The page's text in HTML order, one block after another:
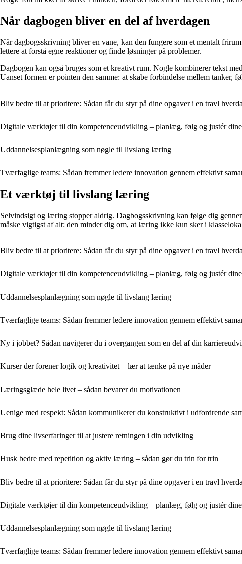
Når dagbogen bliver en del af hverdagen
Når dagbogsskrivning bliver en vane, kan den fungere som et mentalt
lettere at forstå egne reaktioner og finde løsninger på problemer.
Dagbogen kan også bruges som et kreativt rum. Nogle kombinerer tekst
Uanset formen er pointen den samme: at skabe forbindelse mellem tanker,
Bliv bedre til at prioritere: Sådan får du styr på dine opgaver i en travl
Digitale værktøjer til din kompetenceudvikling – planlæg, følg og justér
Uddannelsesplanlægning som nøgle til livslang læring
Tværfaglige teams: Sådan fremmer ledere innovation gennem effektivt
Et værktøj til livslang læring
Selvindsigt og læring stopper aldrig. Dagbogsskrivning kan følge dig
måske vigtigst af alt: den minder dig om, at læring ikke kun sker i
Bliv bedre til at prioritere: Sådan får du styr på dine opgaver i en travl
Digitale værktøjer til din kompetenceudvikling – planlæg, følg og justér
Uddannelsesplanlægning som nøgle til livslang læring
Tværfaglige teams: Sådan fremmer ledere innovation gennem effektivt
Ny i jobbet? Sådan navigerer du i overgangen som en del af din
Kurser der forener logik og kreativitet – lær at tænke på nye måder
Læringsglæde hele livet – sådan bevarer du motivationen
Uenige med respekt: Sådan kommunikerer du konstruktivt i udfordrende
Brug dine livserfaringer til at justere retningen i din udvikling
Husk bedre med repetition og aktiv læring – sådan gør du trin for trin
Bliv bedre til at prioritere: Sådan får du styr på dine opgaver i en travl
Digitale værktøjer til din kompetenceudvikling – planlæg, følg og justér
Uddannelsesplanlægning som nøgle til livslang læring
Tværfaglige teams: Sådan fremmer ledere innovation gennem effektivt